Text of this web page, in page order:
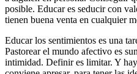
posible. Educar es seducir con
tienen buena venta en cualquier
Educar los sentimientos es una
Pastorear el mundo afectivo es
intimidad. Definir es limitar. Y